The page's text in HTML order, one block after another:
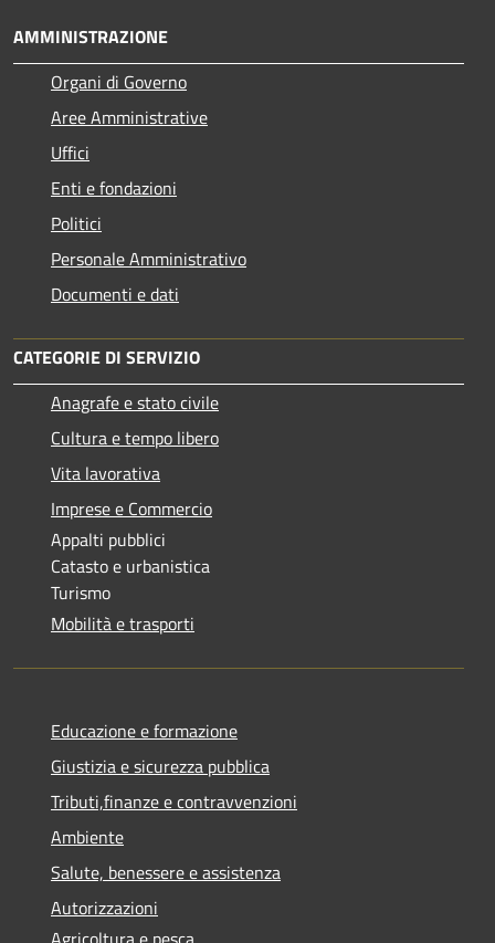
AMMINISTRAZIONE
Organi di Governo
Aree Amministrative
Uffici
Enti e fondazioni
Politici
Personale Amministrativo
Documenti e dati
CATEGORIE DI SERVIZIO
Anagrafe e stato civile
Cultura e tempo libero
Vita lavorativa
Imprese e Commercio
Appalti pubblici
Catasto e urbanistica
Turismo
Mobilità e trasporti
Educazione e formazione
Giustizia e sicurezza pubblica
Tributi,finanze e contravvenzioni
Ambiente
Salute, benessere e assistenza
Autorizzazioni